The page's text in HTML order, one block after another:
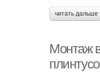
читать
Монтаж